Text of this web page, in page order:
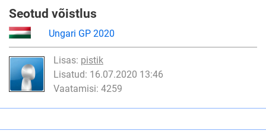
Seotud võistlus
Ungari GP 2020
Lisas: pistik
Lisatud: 16.07.2020 13:46
Vaatamisi: 4259